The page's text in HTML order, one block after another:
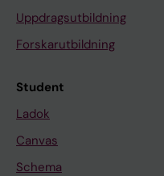
Uppdragsutbildning
Forskarutbildning
Student
Ladok
Canvas
Schema